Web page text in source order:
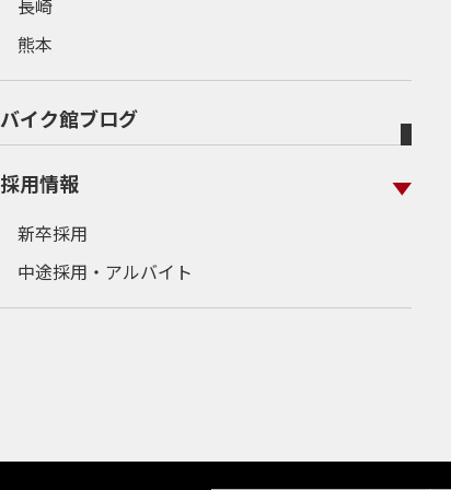
熊本
バイク館ブログ
採用情報
新卒採用
中途採用・アルバイト